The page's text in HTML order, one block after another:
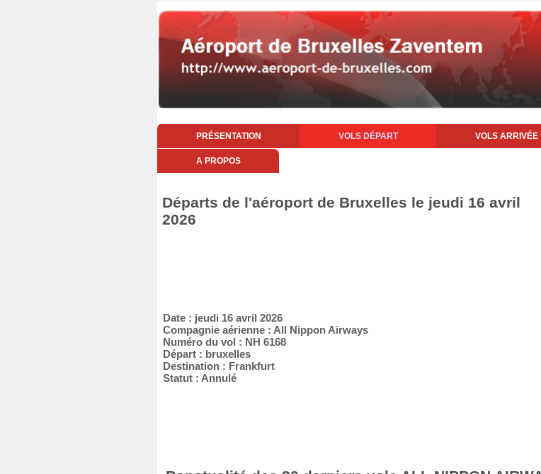
PRÉSENTATION VOLS DÉPART VOLS ARRIVÉE
A PROPOS
Départs de l'aéroport de Bruxelles le jeudi 16 avril
2026
Date : jeudi 16 avril 2026
Compagnie aérienne : All Nippon Airways
Numéro du vol : NH 6168
Départ : bruxelles
Destination : Frankfurt
Statut : Annulé